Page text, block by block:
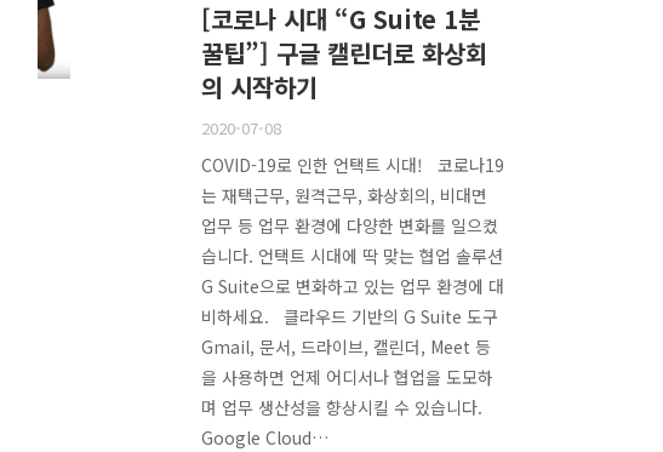
[코로나 시대 “G Suite 1분
꿀팁”] 구글 캘린더로 화상회
의 시작하기
2020-07-08
COVID-19로 인한 언택트 시대! 코로나19
는 재택근무, 원격근무, 화상회의, 비대면
업무 등 업무 환경에 다양한 변화를 일으켰
습니다. 언택트 시대에 딱 맞는 협업 솔루션
G Suite으로 변화하고 있는 업무 환경에 대
비하세요. 클라우드 기반의 G Suite 도구
Gmail, 문서, 드라이브, 캘린더, Meet 등
을 사용하면 언제 어디서나 협업을 도모하
며 업무 생산성을 향상시킬 수 있습니다.
Google Cloud…